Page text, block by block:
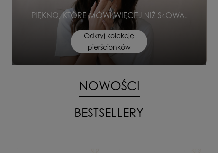
PIĘKNO, KTÓRE MÓWI WIĘCEJ NIŻ SŁOWA.
Odkryj kolekcję
pierścionków
NOWOŚCI
BESTSELLERY